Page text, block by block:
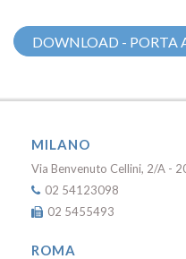
DOWNLOAD - PORTA
MILANO
Via Benvenuto Cellini, 2/A -
02 54123098
02 5455493
ROMA